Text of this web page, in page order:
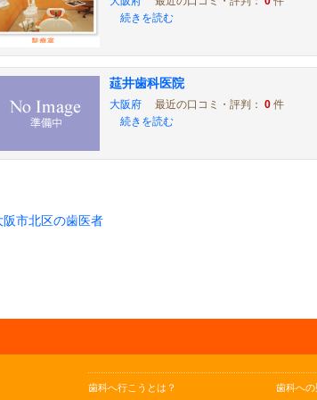
続きを読む
莚井歯科医院
大阪府 最近の口コミ・評判： 0件
続きを読む
阪市北区の歯医者
歯科へ行こうとは？ 歯科へ